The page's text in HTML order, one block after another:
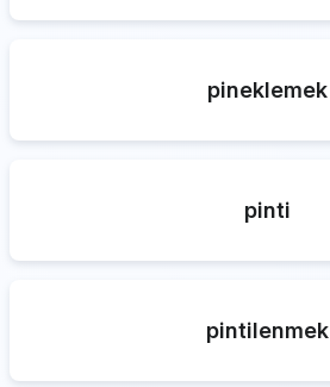
pineklemek
pinti
pintilenmek